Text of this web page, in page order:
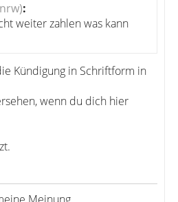
:
weiter zahlen was kann
Kündigung in Schriftform in
wenn du dich hier